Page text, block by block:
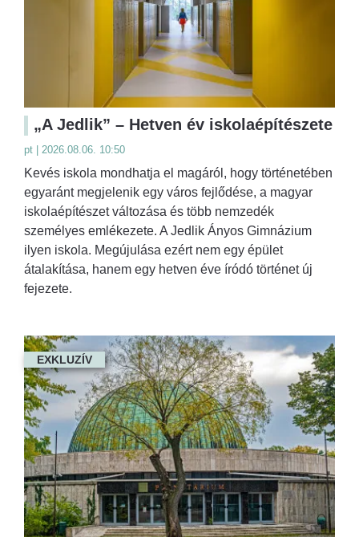
„A Jedlik” – Hetven év iskolaépítészete
pt | 2026.08.06. 10:50
Kevés iskola mondhatja el magáról, hogy történetében
egyaránt megjelenik egy város fejlődése, a magyar
iskolaépítészet változása és több nemzedék
személyes emlékezete. A Jedlik Ányos Gimnázium
ilyen iskola. Megújulása ezért nem egy épület
átalakítása, hanem egy hetven éve íródó történet új
fejezete.
EXKLUZÍV